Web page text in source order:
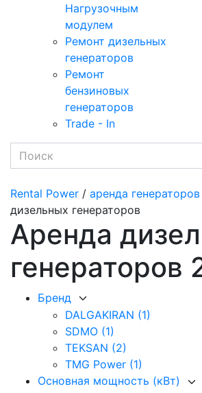
Нагрузочным
модулем
Ремонт дизельных
генераторов
Ремонт
бензиновых
генераторов
Trade - In
Rental Power / аренда генераторов
дизельных генераторов
Аренда
генераторов
Бренд
DALGAKIRAN (1)
SDMO (1)
TEKSAN (2)
TMG Power (1)
Основная мощность (кВт)